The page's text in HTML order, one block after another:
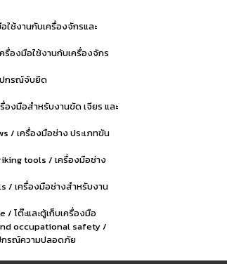
ใช้งานกับเครื่องจักรและ
องมือใช้งานกับเครื่องจักร
กรณ์จับยึด
งมือสำหรับงานขัด เจียร และ
/ เครื่องมือช่าง ประเภทขัน
tools / เครื่องมือช่าง
/ เครื่องมือช่างสำหรับงาน
โต๊ะและตู้เก็บเครื่องมือ
occupational safety /
กรณ์ความปลอดภัย